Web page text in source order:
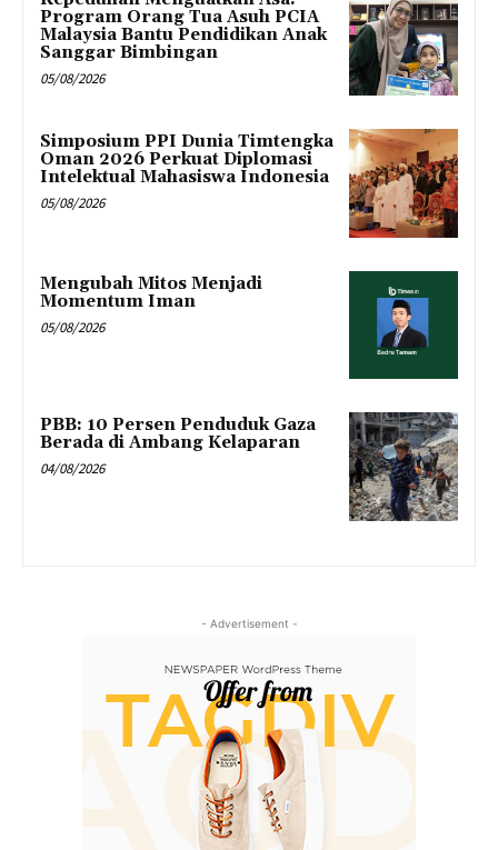
Program Orang Tua Asuh PCIA
Malaysia Bantu Pendidikan Anak
Sanggar Bimbingan
05/08/2026
Simposium PPI Dunia Timtengka
Oman 2026 Perkuat Diplomasi
Intelektual Mahasiswa Indonesia
05/08/2026
Mengubah Mitos Menjadi
Momentum Iman
05/08/2026
PBB: 10 Persen Penduduk Gaza
Berada di Ambang Kelaparan
04/08/2026
- Advertisement -